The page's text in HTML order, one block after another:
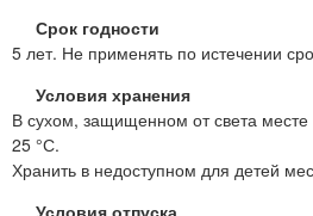
Срок годности
5 лет. Не применять по истечении
Условия хранения
В сухом, защищенном от света
25 °С.
Хранить в недоступном для детей